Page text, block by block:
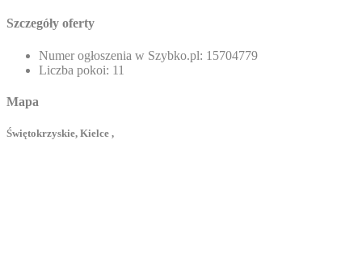
Szczegóły oferty
Numer ogłoszenia w Szybko.pl: 15704779
Liczba pokoi: 11
Mapa
Świętokrzyskie, Kielce ,